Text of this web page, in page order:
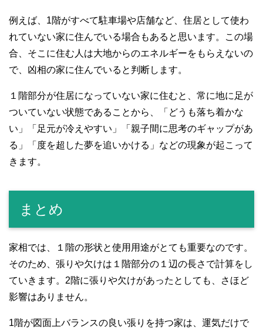
例えば、1階がすべて駐車場や店舗など、住居として使わ
れていない家に住んでいる場合もあると思います。この場
合、そこに住む人は大地からのエネルギーをもらえないの
で、凶相の家に住んでいると判断します。
１階部分が住居になっていない家に住むと、常に地に足が
ついていない状態であることから、「どうも落ち着かな
い」「足元が冷えやすい」「親子間に思考のギャップがあ
る」「度を超した夢を追いかける」などの現象が起こって
きます。
まとめ
家相では、１階の形状と使用用途がとても重要なのです。
そのため、張りや欠けは１階部分の１辺の長さで計算をし
ていきます。2階に張りや欠けがあったとしても、さほど
影響はありません。
1階が図面上バランスの良い張りを持つ家は、運気だけで